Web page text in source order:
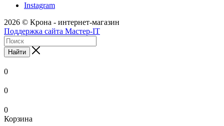
Instagram
2026 © Крона - интернет-магазин
Поддержка сайта Мастер-IT
Найти
0
0
0
Корзина